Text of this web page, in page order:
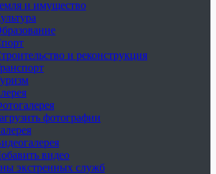
и имущество
и реконструкция
фотографии
видео
экстренных служб